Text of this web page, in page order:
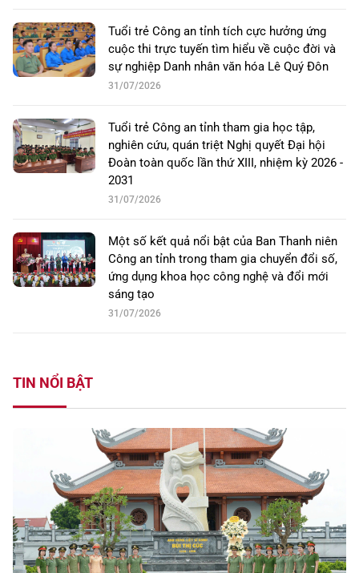
Tuổi trẻ Công an tỉnh tích cực hưởng ứng
cuộc thi trực tuyến tìm hiểu về cuộc đời và
sự nghiệp Danh nhân văn hóa Lê Quý Đôn
31/07/2026
Tuổi trẻ Công an tỉnh tham gia học tập,
nghiên cứu, quán triệt Nghị quyết Đại hội
Đoàn toàn quốc lần thứ XIII, nhiệm kỳ 2026 -
2031
31/07/2026
Một số kết quả nổi bật của Ban Thanh niên
Công an tỉnh trong tham gia chuyển đổi số,
ứng dụng khoa học công nghệ và đổi mới
sáng tạo
31/07/2026
TIN NỔI BẬT